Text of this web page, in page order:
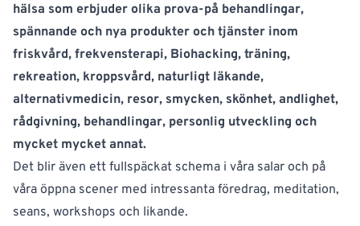
hälsa som erbjuder olika prova-på behandlingar,
spännande och nya produkter och tjänster inom
friskvård, frekvensterapi, Biohacking, träning,
rekreation, kroppsvård, naturligt läkande,
alternativmedicin, resor, smycken, skönhet, andlighet,
rådgivning, behandlingar, personlig utveckling och
mycket mycket annat.
Det blir även ett fullspäckat schema i våra salar och på
våra öppna scener med intressanta föredrag, meditation,
seans, workshops och likande.